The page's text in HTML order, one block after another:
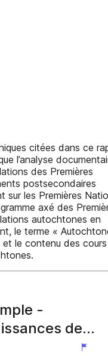
citées dans ce
l’analyse
des Premières
postsecondaires
sur les Premières
axé des
autochtones en
le terme «
le contenu des
-
des
leurs